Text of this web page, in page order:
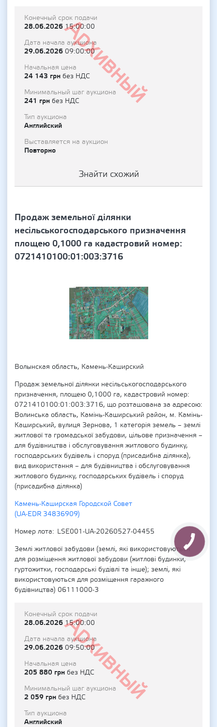
Архивный
Конечный срок подачи
28.06.202615:00:00
Дата начала аукциона
29.06.2026 09:00:00
Начальная цена
24 143 грн без НДС
Минимальный шаг аукциона
241 грн без НДС
Тип аукциона
Английский
Выставляется на аукцион
Повторно
Знайти схожий
Продаж земельної ділянки
несільськогосподарського призначення
площею 0,1000 га кадастровий номер:
0721410100:01:003:3716
Волынская область, Камень-Каширский
Продаж земельної ділянки несільськогосподарського
призначення, площею 0,1000 га, кадастровий номер:
0721410100:01:003:3716, що розташована за адресою:
Волинська область, Камінь-Каширський район, м. Камінь-
Каширський, вулиця Зернова, 1 категорія земель – землі
житлової та громадської забудови, цільове призначення –
для будівництва і обслуговування житлового будинку,
господарських будівель і споруд (присадибна ділянка),
вид використання – для будівництва і обслуговування
житлового будинку, господарських будівель і споруд
(присадибна ділянка)
Камень-Каширская Городской Совет
(UA-EDR 34836909)
Номер лота
LSE001-UA-20260527-04455
Землі житлової забудови (землі, які використовуються
для розміщення житлової забудови (житлові будинки,
гуртожитки, господарські будівлі та інше); землі, які
використовуються для розміщення гаражного
будівництва) 06111000-3
Архивный
Конечный срок подачи
28.06.202615:00:00
Дата начала аукциона
29.06.2026 09:50:00
Начальная цена
205 880 грн без НДС
Минимальный шаг аукциона
2 059 грн без НДС
Тип аукциона
Английский